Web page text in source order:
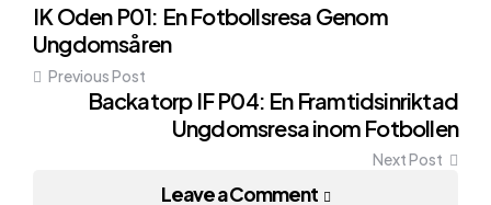
Post
navigation
IK Oden P01: En Fotbollsresa Genom
Ungdomsåren
Previous Post
Backatorp IF P04: En Framtidsinriktad
Ungdomsresa inom Fotbollen
Next Post
Leave a Comment